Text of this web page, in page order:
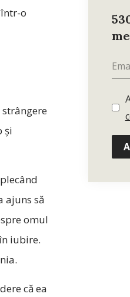
o
și
ajuns să
omul
iubire.
că ea